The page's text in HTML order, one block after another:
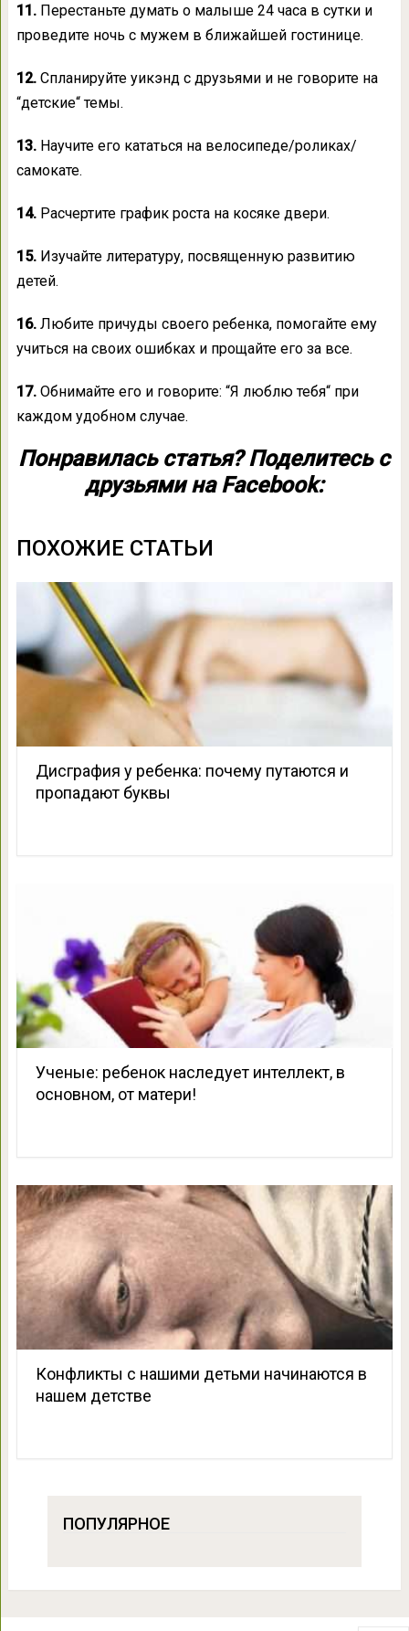
11.Перестаньте думать о малыше 24 часа в сутки и
проведите ночь с мужем в ближайшей гостинице.
12.Спланируйте уикэнд с друзьями и не говорите на
“детские“ темы.
13.Научите его кататься на велосипеде/роликах/
самокате.
14.Расчертите график роста на косяке двери.
15.Изучайте литературу, посвященную развитию
детей.
16.Любите причуды своего ребенка, помогайте ему
учиться на своих ошибках и прощайте его за все.
17.Обнимайте его и говорите: “Я люблю тебя“ при
каждом удобном случае.
Понравилась статья? Поделитесь с
друзьями на Facebook:
ПОХОЖИЕ СТАТЬИ
Дисграфия у ребенка: почему путаются и
пропадают буквы
Ученые: ребенок наследует интеллект, в
основном, от матери!
Конфликты с нашими детьми начинаются в
нашем детстве
ПОПУЛЯРНОЕ